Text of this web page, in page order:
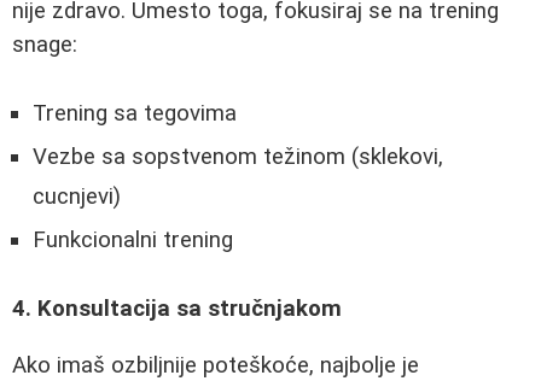
nije zdravo. Umesto toga, fokusiraj se na trening
snage:
Trening sa tegovima
Vezbe sa sopstvenom težinom (sklekovi,
cucnjevi)
Funkcionalni trening
4. Konsultacija sa stručnjakom
Ako imaš ozbiljnije poteškoće, najbolje je